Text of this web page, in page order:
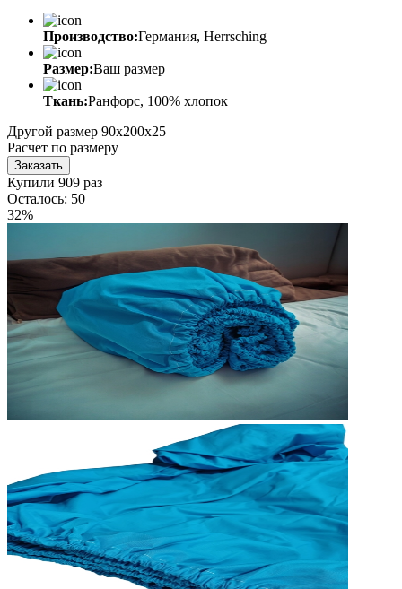
Производство:Германия, Herrsching
Размер:Ваш размер
Ткань:Ранфорс, 100% хлопок
Другой размер 90x200x25
Расчет по размеру
Заказать
Купили 909 раз
Осталось: 50
32%